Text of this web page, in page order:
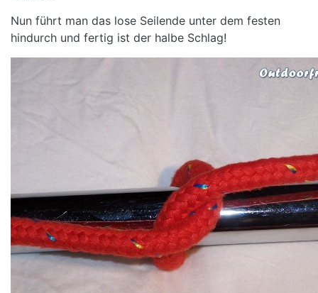
Nun führt man das lose Seilende unter dem festen
hindurch und fertig ist der halbe Schlag!